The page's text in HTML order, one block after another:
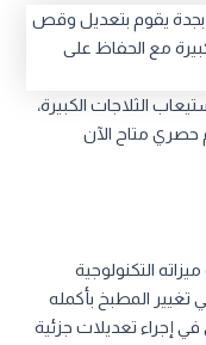
الثلاجات الكبيرة،
حصري متاح الآن
التكنولوجية
المطبخ بأكمله
إجراء تعديلات جزئية